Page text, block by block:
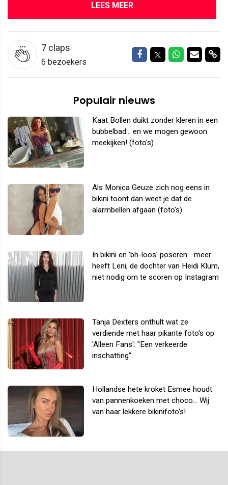
LEES MEER
7 claps
6 bezoekers
Delen op Facebook
Delen op Twitter
Delen op
Delen
Populair nieuws
Kaat Bollen duikt zonder kleren in een
bubbelbad... en we mogen gewoon
meekijken! (foto's)
Als Monica Geuze zich nog eens in
bikini toont dan weet je dat de
alarmbellen afgaan (foto's)
In bikini en 'bh-loos' poseren... meer
heeft Leni, de dochter van Heidi Klum,
niet nodig om te scoren op Instagram
Tanja Dexters onthult wat ze
verdiende met haar pikante foto's op
'Alleen Fans': "Een verkeerde
inschatting"
Hollandse hete kroket Esmee houdt
van pannenkoeken met choco... Wij
van haar lekkere bikinifoto's!